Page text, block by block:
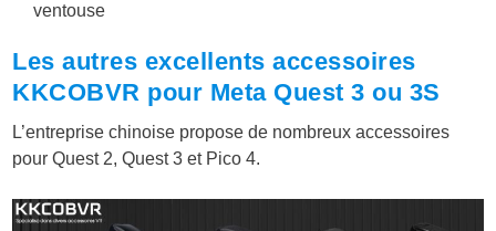
ventouse
Les autres excellents accessoires
KKCOBVR pour Meta Quest 3 ou 3S
L’entreprise chinoise propose de nombreux accessoires
pour Quest 2, Quest 3 et Pico 4.